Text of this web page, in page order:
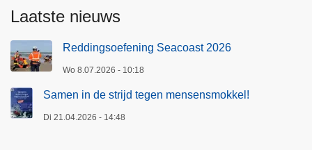
Laatste nieuws
Reddingsoefening Seacoast 2026
Wo 8.07.2026 - 10:18
Samen in de strijd tegen mensensmokkel!
Di 21.04.2026 - 14:48